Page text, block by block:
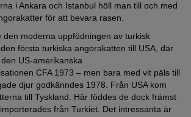
i Ankara och Istanbul höll man till och med
för att bevara rasen.
den moderna uppfödningen av turkisk
första turkiska angorakatten till USA, där
US-amerikanska
CFA 1973 – men bara med vit päls till
djur godkänndes 1978. Från USA kom
till Tyskland. Här föddes de dock främst
från Turkiet. Det intressanta är